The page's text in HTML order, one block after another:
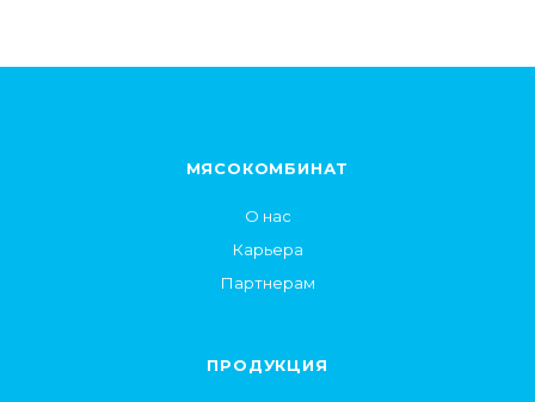
МЯСОКОМБИНАТ
О нас
Карьера
Партнерам
ПРОДУКЦИЯ